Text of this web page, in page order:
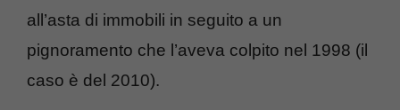
all’asta di immobili in seguito a un
pignoramento che l’aveva colpito nel 1998 (il
caso è del 2010).